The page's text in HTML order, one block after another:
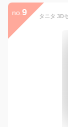
no. 9